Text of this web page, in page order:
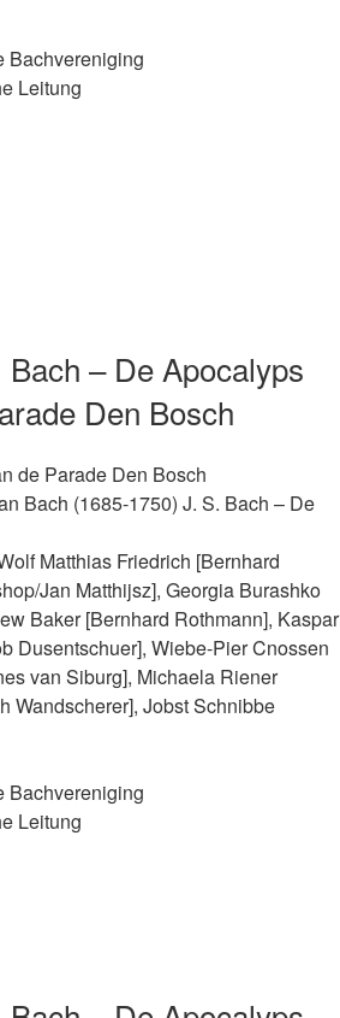
Bachvereniging
Leitung
– De Apocalyps
Den Bosch
de Parade Den Bosch
Bach (1685-1750) J. S. Bach – De
Matthias Friedrich [Bernhard
Jan Matthijsz], Georgia Burashko
Baker [Bernhard Rothmann], Kaspar
Dusentschuer], Wiebe-Pier Cnossen
van Siburg], Michaela Riener
Wandscherer], Jobst Schnibbe
Bachvereniging
Leitung